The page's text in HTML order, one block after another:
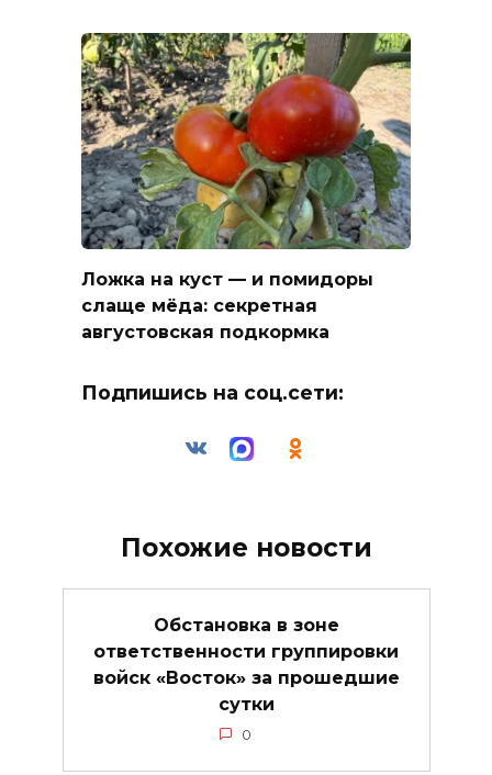
Ложка на куст — и помидоры
слаще мёда: секретная
августовская подкормка
Подпишись на соц.сети:
Похожие новости
Обстановка в зоне
ответственности группировки
войск «Восток» за прошедшие
сутки
0